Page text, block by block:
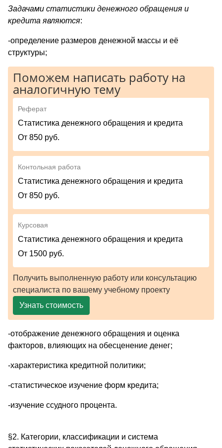
Задачами статистики денежного обращения и
кредита являются:
-определение размеров денежной массы и её
структуры;
Поможем написать работу на
аналогичную тему
Реферат
Статистика денежного обращения и кредита
От 850 руб.
Контольная работа
Статистика денежного обращения и кредита
От 850 руб.
Курсовая
Статистика денежного обращения и кредита
От 1500 руб.
Получить выполненную работу или консультацию
специалиста по вашему учебному проекту
Узнать стоимость
-отображение денежного обращения и оценка
факторов, влияющих на обесценение денег;
-характеристика кредитной политики;
-статистическое изучение форм кредита;
-изучение ссудного процента.
§2. Категории, классификации и система